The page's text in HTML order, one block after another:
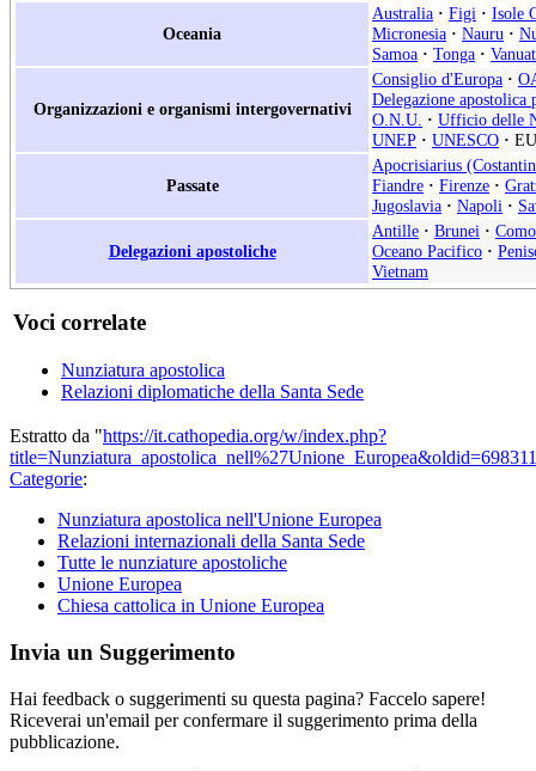
Oceania
Australia · Figi · Isole
Micronesia · Nauru ·
Samoa · Tonga ·
Organizzazioni e organismi intergovernativi
Consiglio d'Europa ·
Delegazione
O.N.U. · Ufficio delle
UNEP · UNESCO · EU
Passate
Apocrisiarius
Fiandre · Firenze ·
Jugoslavia · Napoli ·
Delegazioni apostoliche
Antille · Brunei ·
Oceano Pacifico ·
Vietnam
Voci correlate
Nunziatura apostolica
Relazioni diplomatiche della Santa Sede
Estratto da "https://it.cathopedia.org/w/index.php?
title=Nunziatura_apostolica_nell%27Unione_Europea&oldid=698311
Categorie:
Nunziatura apostolica nell'Unione Europea
Relazioni internazionali della Santa Sede
Tutte le nunziature apostoliche
Unione Europea
Chiesa cattolica in Unione Europea
Invia un Suggerimento
Hai feedback o suggerimenti su questa pagina? Faccelo sapere!
Riceverai un'email per confermare il suggerimento prima della
pubblicazione.